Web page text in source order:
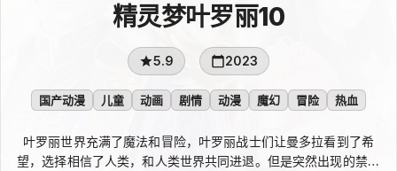
精灵梦叶罗丽10
5.9 2023
国产动漫 儿童 动画 剧情 动漫 魔幻 冒险 热血
叶罗丽世界充满了魔法和冒险，叶罗丽战士们让曼多拉看到了希
望，选择相信了人类，和人类世界共同进退。但是突然出现的禁忌